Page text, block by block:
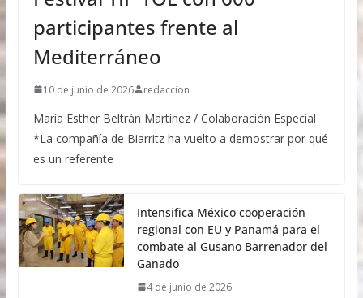
participantes frente al
Mediterráneo
10 de junio de 2026 redaccion
María Esther Beltrán Martínez / Colaboración Especial
*La compañía de Biarritz ha vuelto a demostrar por qué
es un referente
Intensifica México cooperación
regional con EU y Panamá para el
combate al Gusano Barrenador del
Ganado
4 de junio de 2026